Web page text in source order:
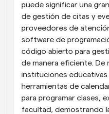
puede significar una
de gestión de citas y
proveedores de
software de
código abierto para
de manera eficiente. De
instituciones educativas
herramientas de
para programar clases,
facultad, demostrando